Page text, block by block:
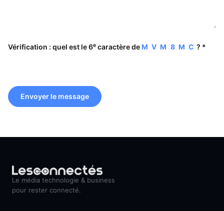
Vérification : quel est le 6e caractère de M V M 8 M C ? *
Envoyer le message
Le média technologie & business
pour rester connecté.